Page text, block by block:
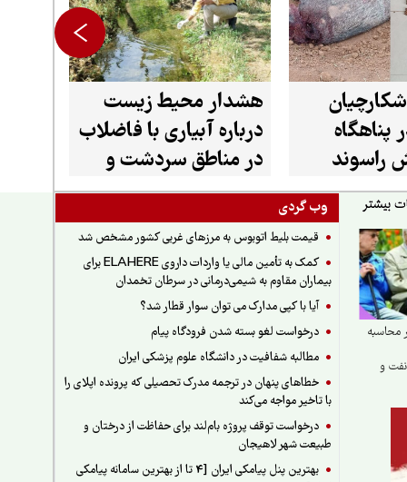
پناهگاه
راسوند
هشدار محیط زیست
درباره آبیاری با فاضلاب
در مناطق سردشت و
میرآباد
وب گردی
قیمت بلیط اتوبوس به مرزهای غربی کشور مشخص شد
کمک به تأمین مالی یا واردات داروی ELAHERE برای
بیماران مقاوم به شیمی‌درمانی در سرطان تخمدان
آیا با کپی مدارک می توان سوار قطار شد؟
درخواست لغو بسته شدن فرودگاه پیام
مطالبه شفافیت در دانشگاه علوم پزشکی ایران
خطاهای پنهان در ترجمه مدرک تحصیلی که پرونده اپلای را
با تاخیر مواجه می‌کند
درخواست توقف پروژه بام‌لند برای حفاظت از درختان و
طبیعت شهر لاهیجان
بهترین پنل پیامکی ایران [4 تا از بهترین سامانه پیامکی
محاسبه
و